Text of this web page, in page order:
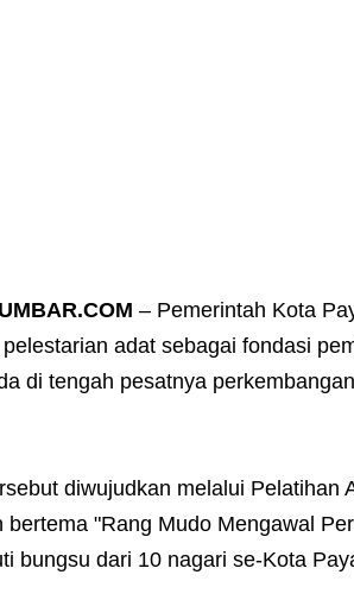
– Pemerintah Kota
adat sebagai fondasi
di tengah pesatnya
diwujudkan melalui Pelatihan
bertema "Rang Mudo Mengawal
bungsu dari 10 nagari se-Kota